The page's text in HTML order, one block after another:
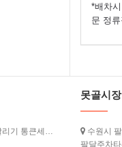
*배차
문 정
못골시
수원시
팔달주차